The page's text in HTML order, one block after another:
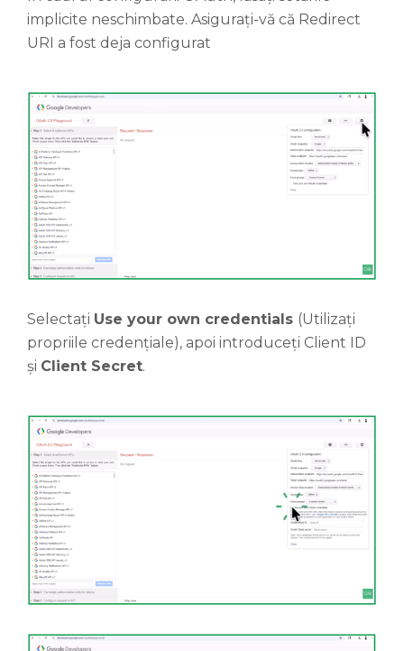
implicite neschimbate. Asigurați-vă că Redirect
URI a fost deja configurat
Selectați Use your own credentials (Utilizați
propriile credențiale), apoi introduceți Client ID
și Client Secret.